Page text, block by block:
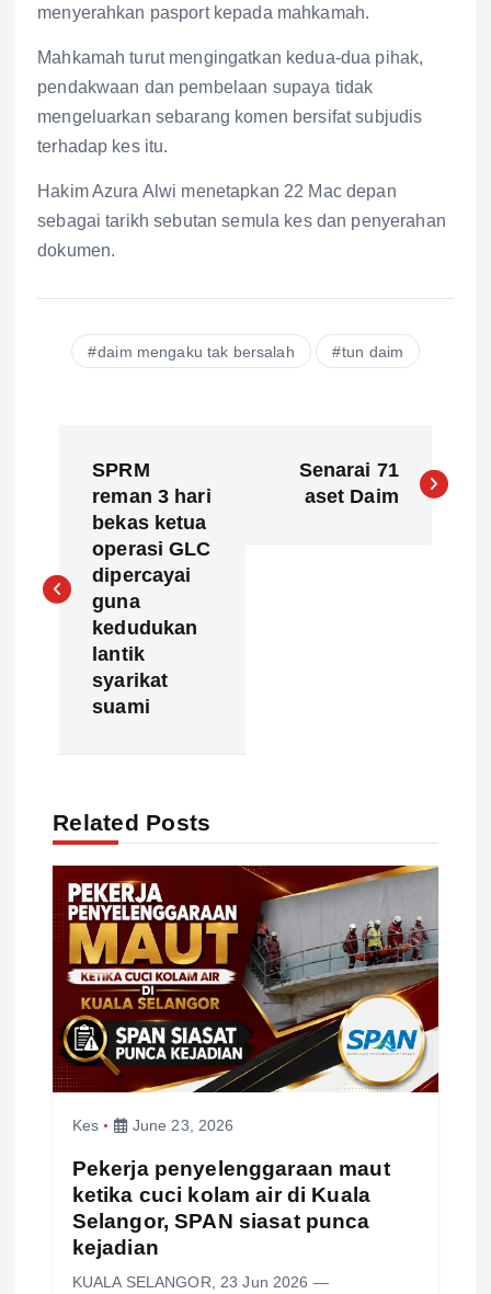
menyerahkan pasport kepada mahkamah.
Mahkamah turut mengingatkan kedua-dua pihak,
pendakwaan dan pembelaan supaya tidak
mengeluarkan sebarang komen bersifat subjudis
terhadap kes itu.
Hakim Azura Alwi menetapkan 22 Mac depan
sebagai tarikh sebutan semula kes dan penyerahan
dokumen.
daim mengaku tak bersalah tun daim
t
g
a
o
SPRM
reman 3 hari
bekas ketua
operasi GLC
dipercayai
guna
kedudukan
lantik
syarikat
suami
Senarai 71
aset Daim
Related Posts
Kes June 23, 2026
Pekerja penyelenggaraan maut
ketika cuci kolam air di Kuala
Selangor, SPAN siasat punca
kejadian
KUALA SELANGOR, 23 Jun 2026 —